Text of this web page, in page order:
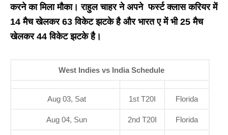
करने का मिला मौका। राहुल चाहर ने अपने फर्स्ट क्लास करियर में
14 मैच खेलकर 63 विकेट झटके है और भारत ए में भी 25 मैच
खेलकर 44 विकेट झटके है।
West Indies vs India Schedule
Aug 03, Sat 1st T20I Florida
Aug 04, Sun 2nd T20I Florida